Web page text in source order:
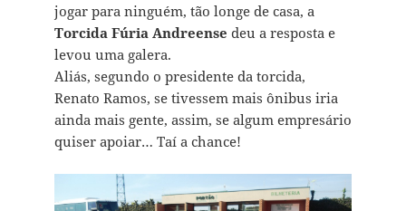
jogar para ninguém, tão longe de casa, a
Torcida Fúria Andreense deu a resposta e
levou uma galera.
Aliás, segundo o presidente da torcida,
Renato Ramos, se tivessem mais ônibus iria
ainda mais gente, assim, se algum empresário
quiser apoiar… Taí a chance!